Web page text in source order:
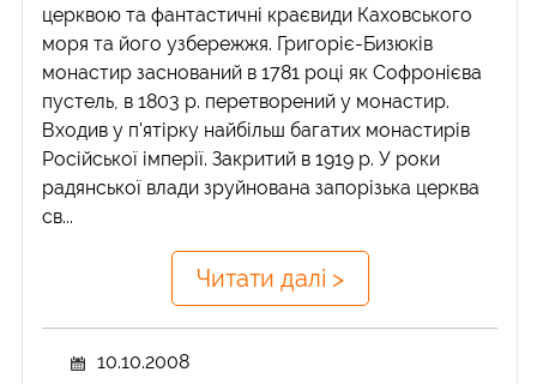
церквою та фантастичні краєвиди Каховського
моря та його узбережжя. Григоріє-Бизюків
монастир заснований в 1781 році як Софронієва
пустель, в 1803 р. перетворений у монастир.
Входив у п'ятірку найбільш багатих монастирів
Російської імперії. Закритий в 1919 р. У роки
радянської влади зруйнована запорізька церква
св...
Читати далі >
10.10.2008